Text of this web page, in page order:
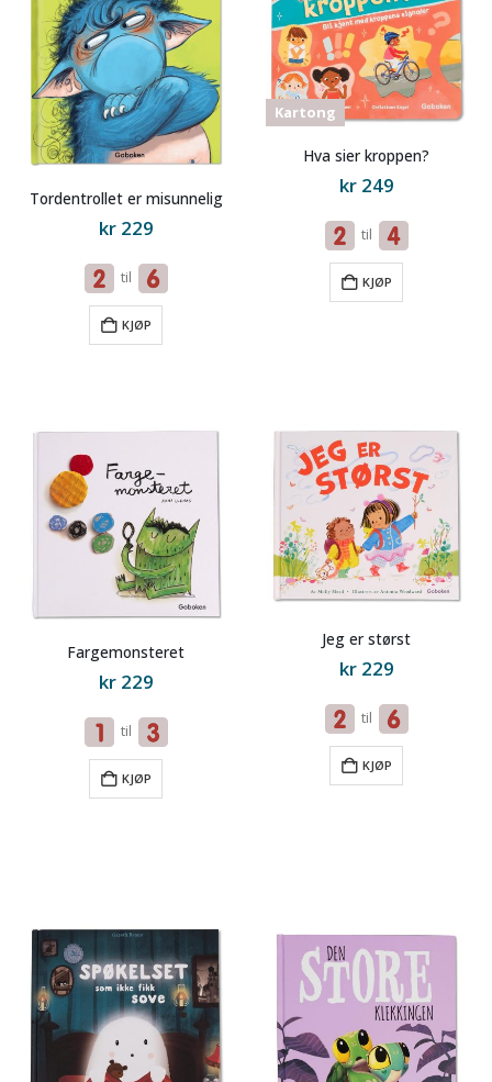
Tordentrollet er misunnelig
kr229
til
KJØP
Kartong
Hva sier kroppen?
kr249
til
KJØP
Fargemonsteret
kr229
til
KJØP
Jeg er størst
kr229
til
KJØP